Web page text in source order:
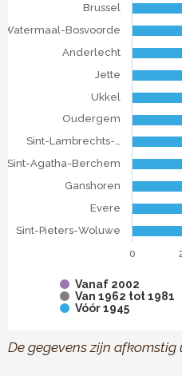
Vanaf 2002
Van 1962 tot 1981
Vóór 1945
Brussel
Watermaal-Bosvoorde
Anderlecht
Jette
Ukkel
Oudergem
Sint-Lambrechts-…
Sint-Agatha-Berchem
Ganshoren
Evere
Sint-Pieters-Woluwe
0
De gegevens zijn afkomstig